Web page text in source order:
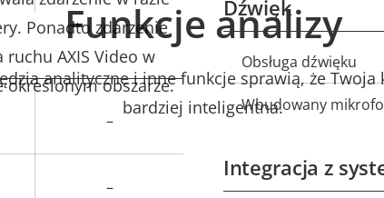
Ponadto zdarzenie
AXIS Video w
określonym obszarze.
–
–
Dźwięk
Opis
nieruchomości
Obsługa dźwięku
Wbudowany
Integracja z
Funkcje analizy
analityczne i inne funkcje sprawią, że
bardziej inteligentna.